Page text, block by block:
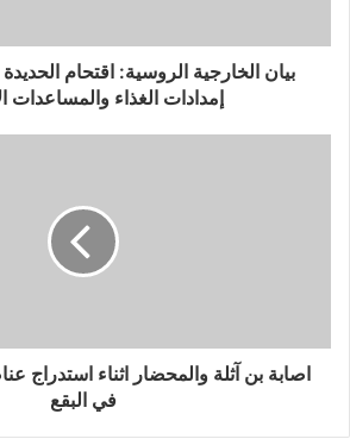
بيان الخارجية الروسية: اقتحام
إمدادات الغذاء والمساعدات
اصابة بن آثلة والمحضار اثناء استدراج
في البقع